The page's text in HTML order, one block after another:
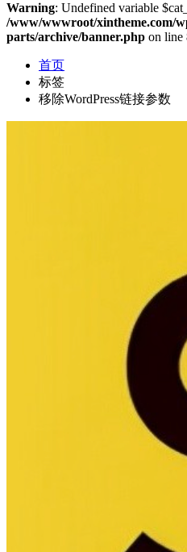
Warning: Undefined variable
/www/wwwroot/xintheme.com/
parts/archive/banner.php on line
首页
标签
移除WordPress链接参数